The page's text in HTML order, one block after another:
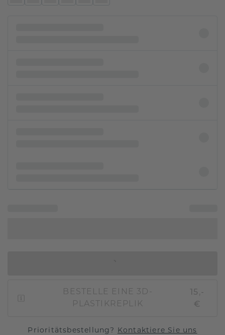
BESTELLE EINE 3D-
PLASTIKREPLIK
15,-
€
Prioritätsbestellung? Kontaktiere Sie uns